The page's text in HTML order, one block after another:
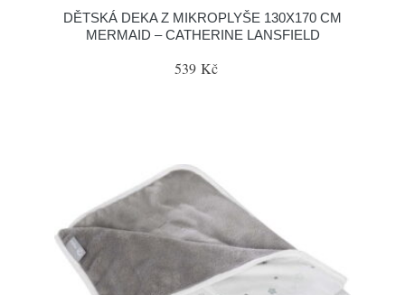
DĚTSKÁ DEKA Z MIKROPLYŠE 130X170 CM
MERMAID – CATHERINE LANSFIELD
539 Kč